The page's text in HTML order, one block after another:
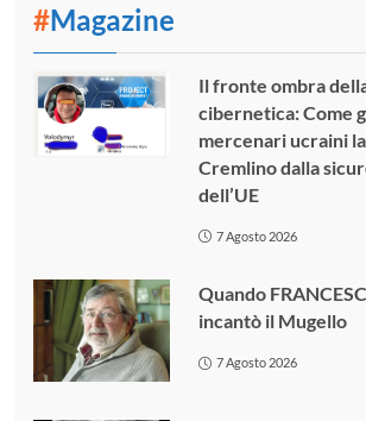
#Magazine
Il fronte ombra
cibernetica: Come
mercenari ucraini
Cremlino dalla
dell’UE
7 Agosto 2026
Quando
incantò il Mugello
7 Agosto 2026